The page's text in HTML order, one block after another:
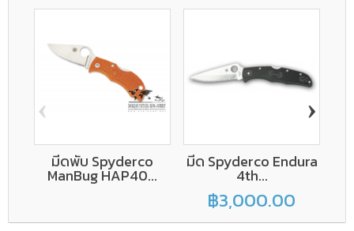
มีดพับ Spyderco
ManBug HAP40...
มีด Spyderco Endura
4th...
฿3,000.00
‹ ›